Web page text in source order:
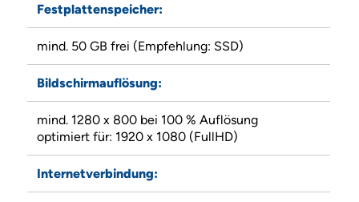
Festplattenspeicher:
mind. 50 GB frei (Empfehlung: SSD)
Bildschirmauflösung:
mind. 1280 x 800 bei 100 % Auflösung
optimiert für: 1920 x 1080 (FullHD)
Internetverbindung: